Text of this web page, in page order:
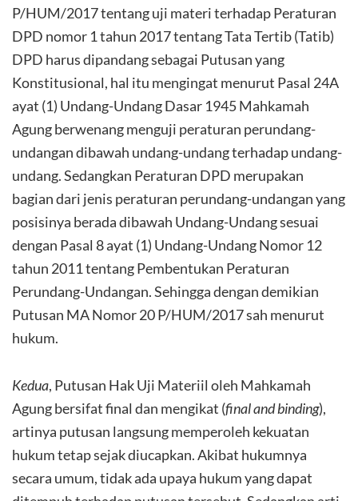
P/HUM/2017 tentang uji materi terhadap Peraturan
DPD nomor 1 tahun 2017 tentang Tata Tertib (Tatib)
DPD harus dipandang sebagai Putusan yang
Konstitusional, hal itu mengingat menurut Pasal 24A
ayat (1) Undang-Undang Dasar 1945 Mahkamah
Agung berwenang menguji peraturan perundang-
undangan dibawah undang-undang terhadap undang-
undang. Sedangkan Peraturan DPD merupakan
bagian dari jenis peraturan perundang-undangan yang
posisinya berada dibawah Undang-Undang sesuai
dengan Pasal 8 ayat (1) Undang-Undang Nomor 12
tahun 2011 tentang Pembentukan Peraturan
Perundang-Undangan. Sehingga dengan demikian
Putusan MA Nomor 20 P/HUM/2017 sah menurut
hukum.
Kedua, Putusan Hak Uji Materiil oleh Mahkamah
Agung bersifat final dan mengikat (finaland binding),
artinya putusan langsung memperoleh kekuatan
hukum tetap sejak diucapkan. Akibat hukumnya
secara umum, tidak ada upaya hukum yang dapat